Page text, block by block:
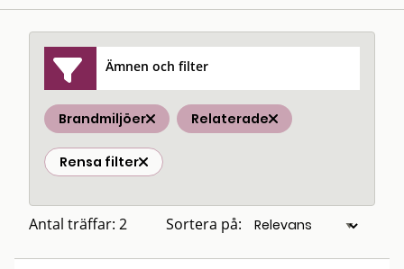
Ämnen och filter
Brandmiljöer Relaterade
Rensa filter
Antal träffar: 2 Sortera på: